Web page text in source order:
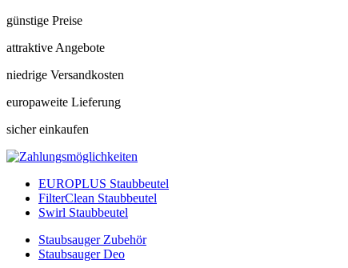
günstige Preise
attraktive Angebote
niedrige Versandkosten
europaweite Lieferung
sicher einkaufen
EUROPLUS Staubbeutel
FilterClean Staubbeutel
Swirl Staubbeutel
Staubsauger Zubehör
Staubsauger Deo